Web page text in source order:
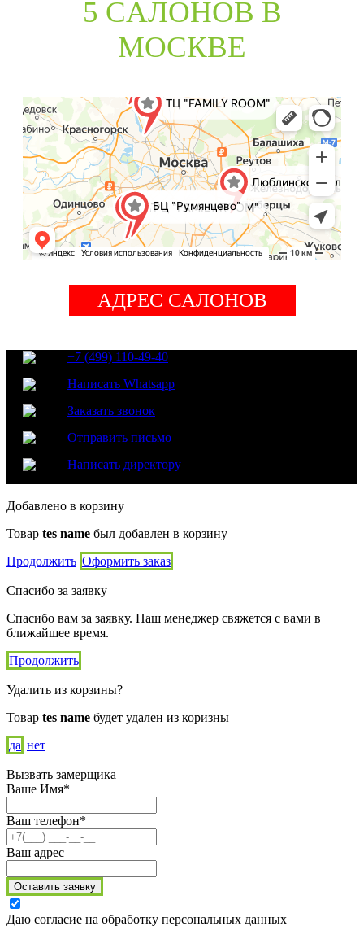
5 CАЛОНОВ В
МОСКВЕ
АДРЕС САЛОНОВ
+7 (499) 110-49-40
Написать Whatsapp
Заказать звонок
Отправить письмо
Написать директору
Добавлено в корзину
Товар tes name был добавлен в корзину
Продолжить Оформить заказ
Спасибо за заявку
Спасибо вам за заявку. Наш менеджер свяжется с вами в
ближайшее время.
Продолжить
Удалить из корзины?
Товар tes name будет удален из коризны
да нет
Вызвать замерщика
Ваше Имя*
Ваш телефон*
Ваш адрес
Оставить заявку
Даю согласие на обработку персональных данных